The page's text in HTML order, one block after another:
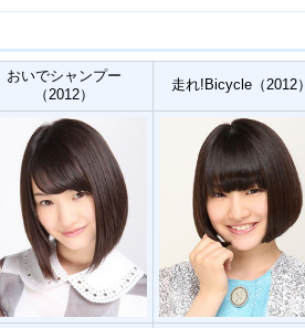
おいでシャンプー
（2012）
走れ!Bicycle（2012）